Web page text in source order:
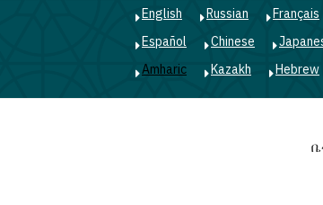
English Russian
Français
Español
Chinese
Amharic
Kazakh Hebrew